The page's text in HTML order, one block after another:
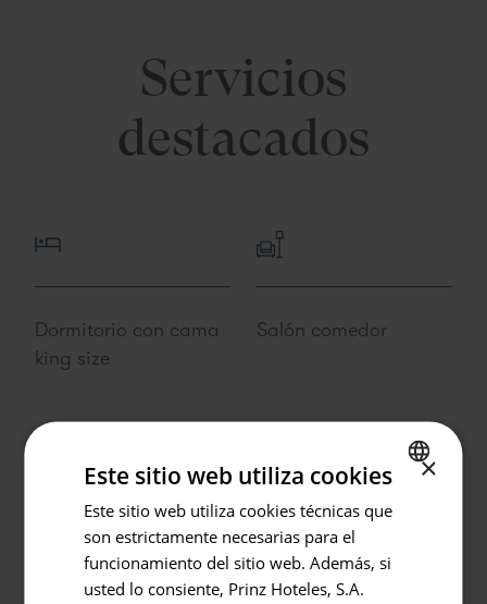
Volver
Hotel o Destino
Servicios
destacados
Dormitorio con cama
king size
Salón comedor
Baño equipado con
ducha y bañera de
Terraza en Ático con
piscina
SPANISH
×
Este sitio web utiliza cookies
Este sitio web utiliza cookies técnicas que
son estrictamente necesarias para el
funcionamiento del sitio web. Además, si
usted lo consiente, Prinz Hoteles, S.A.